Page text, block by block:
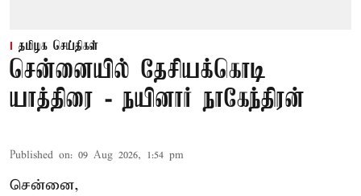
தமிழக செய்திகள்
சென்னையில் தேசியக்கொடி
யாத்திரை - நயினார் நாகேந்திரன்
Published on: 09 Aug 2026, 1:54 pm
சென்னை,